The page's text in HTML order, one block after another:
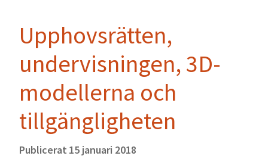
Upphovsrätten,
undervisningen, 3D-
modellerna och
tillgängligheten
Publicerat 15 januari 2018